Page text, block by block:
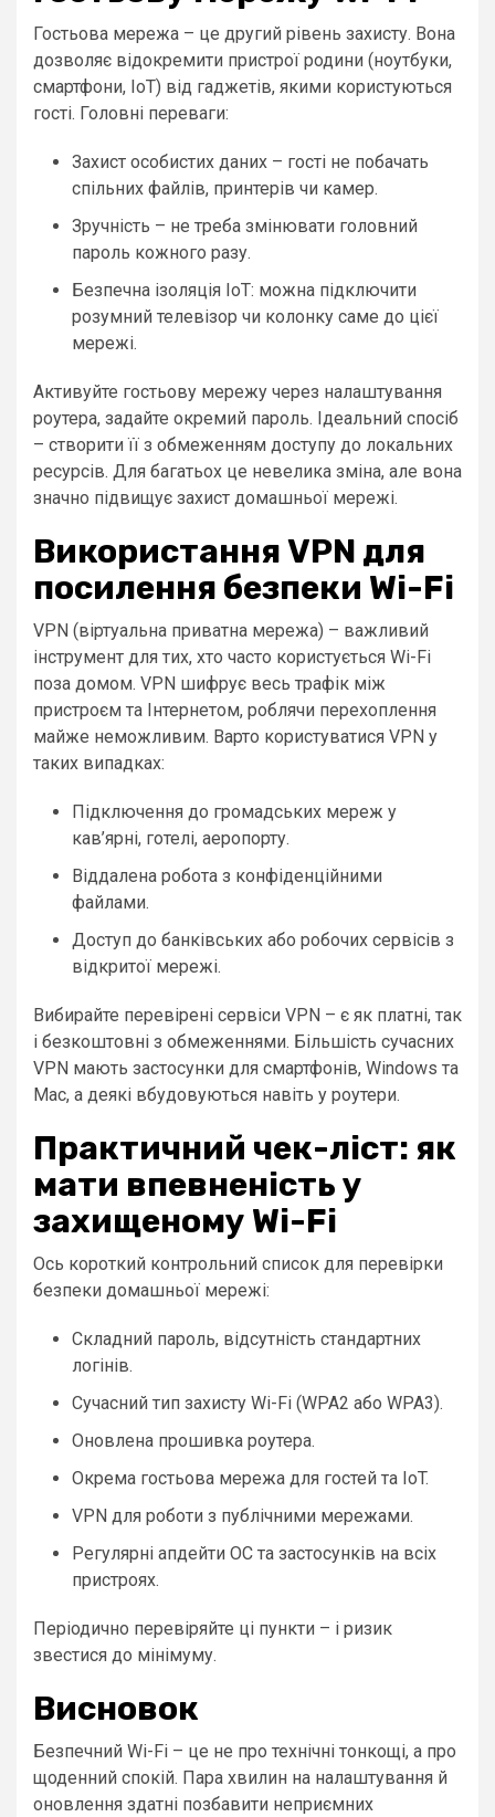
Гостьова мережа – це другий рівень захисту. Вона
дозволяє відокремити пристрої родини (ноутбуки,
смартфони, IoT) від гаджетів, якими користуються
гості. Головні переваги:
Захист особистих даних – гості не побачать
спільних файлів, принтерів чи камер.
Зручність – не треба змінювати головний
пароль кожного разу.
Безпечна ізоляція IoT: можна підключити
розумний телевізор чи колонку саме до цієї
мережі.
Активуйте гостьову мережу через налаштування
роутера, задайте окремий пароль. Ідеальний спосіб
– створити її з обмеженням доступу до локальних
ресурсів. Для багатьох це невелика зміна, але вона
значно підвищує захист домашньої мережі.
Використання VPN для
посилення безпеки Wi-Fi
VPN (віртуальна приватна мережа) – важливий
інструмент для тих, хто часто користується Wi-Fi
поза домом. VPN шифрує весь трафік між
пристроєм та Інтернетом, роблячи перехоплення
майже неможливим. Варто користуватися VPN у
таких випадках:
Підключення до громадських мереж у
кав’ярні, готелі, аеропорту.
Віддалена робота з конфіденційними
файлами.
Доступ до банківських або робочих сервісів з
відкритої мережі.
Вибирайте перевірені сервіси VPN – є як платні, так
і безкоштовні з обмеженнями. Більшість сучасних
VPN мають застосунки для смартфонів, Windows та
Mac, а деякі вбудовуються навіть у роутери.
Практичний чек-ліст: як
мати впевненість у
захищеному Wi-Fi
Ось короткий контрольний список для перевірки
безпеки домашньої мережі:
Складний пароль, відсутність стандартних
логінів.
Сучасний тип захисту Wi-Fi (WPA2 або WPA3).
Оновлена прошивка роутера.
Окрема гостьова мережа для гостей та IoT.
VPN для роботи з публічними мережами.
Регулярні апдейти ОС та застосунків на всіх
пристроях.
Періодично перевіряйте ці пункти – і ризик
звестися до мінімуму.
Висновок
Безпечний Wi-Fi – це не про технічні тонкощі, а про
щоденний спокій. Пара хвилин на налаштування й
оновлення здатні позбавити неприємних